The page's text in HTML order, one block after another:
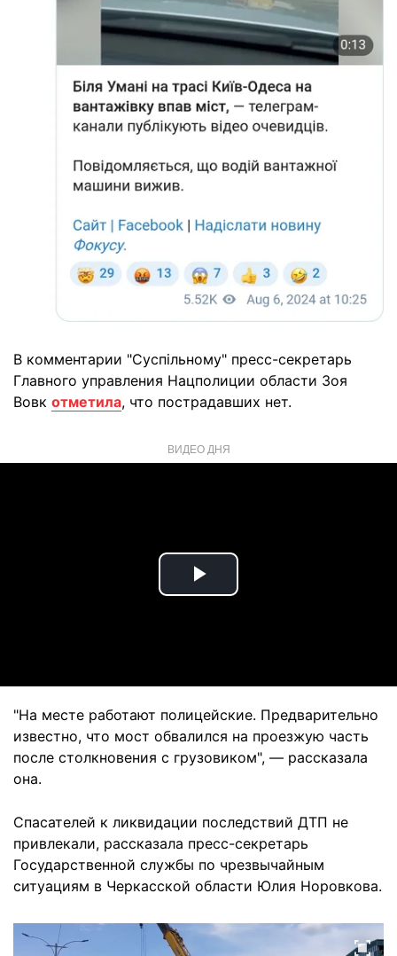
В комментарии "Суспільному" пресс-секретарь
Главного управления Нацполиции области Зоя
Вовк отметила, что пострадавших нет.
ВИДЕО ДНЯ
Play
"На месте работают полицейские. Предварительно
известно, что мост обвалился на проезжую часть
после столкновения с грузовиком", — рассказала
она.
Спасателей к ликвидации последствий ДТП не
привлекали, рассказала пресс-секретарь
Государственной службы по чрезвычайным
ситуациям в Черкасской области Юлия Норовкова.